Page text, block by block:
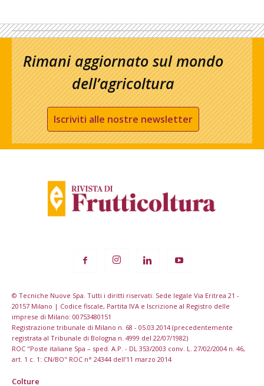
Rimani aggiornato sul mondo
dell’agricoltura
Iscriviti alle nostre newsletter
© Tecniche Nuove Spa. Tutti i diritti riservati. Sede legale Via Eritrea 21 -
20157 Milano | Codice fiscale, Partita IVA e Iscrizione al Registro delle
imprese di Milano: 00753480151
Registrazione tribunale di Milano n. 68 - 05.03.2014 (precedentemente
registrata al Tribunale di Bologna n. 4999 del 22/07/1982)
ROC "Poste italiane Spa – sped. A.P. - DL 353/2003 conv. L. 27/02/2004 n. 46,
art. 1 c. 1: CN/BO" ROC n° 24344 dell’11 marzo 2014
Colture